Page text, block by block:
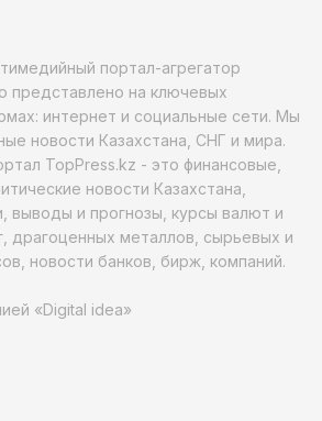
портал-агрегатор
представлено на ключевых
интернет и социальные сети. Мы
новости Казахстана, СНГ и мира.
TopPress.kz - это финансовые,
новости Казахстана,
выводы и прогнозы, курсы валют и
драгоценных металлов, сырьевых и
новости банков, бирж, компаний.
«Digital idea»